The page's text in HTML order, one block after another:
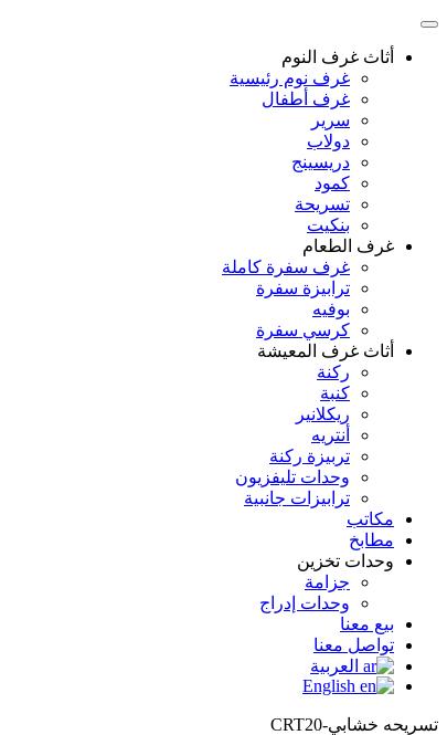
أثاث غرف النوم
غرف نوم رئيسية
غرف أطفال
سرير
دولاب
دريسينج
كمود
تسريحة
بنكيت
غرف الطعام
غرف سفرة كاملة
ترابيزة سفرة
بوفيه
كرسي سفرة
أثاث غرف المعيشة
ركنة
كنبة
ريكلانير
أنتريه
تربيزة ركنة
وحدات تليفزيون
ترابيزات جانبية
مكاتب
مطابخ
وحدات تخزين
جزامة
وحدات إدراج
بيع معنا
تواصل معنا
العربية
English
تسريحه خشابي-CRT20